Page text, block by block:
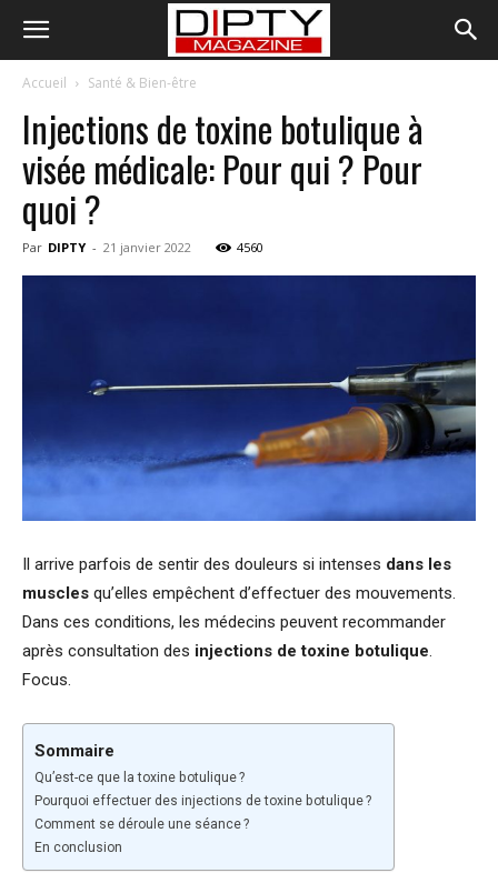
Accueil Santé & Bien-être
Injections de toxine botulique à
visée médicale: Pour qui ? Pour
quoi ?
Par DIPTY - 21 janvier 2022 4560
Il arrive parfois de sentir des douleurs si intenses dans les
muscles qu’elles empêchent d’effectuer des mouvements.
Dans ces conditions, les médecins peuvent recommander
après consultation des injections de toxine botulique.
Focus.
Sommaire
Qu’est-ce que la toxine botulique ?
Pourquoi effectuer des injections de toxine botulique ?
Comment se déroule une séance ?
En conclusion